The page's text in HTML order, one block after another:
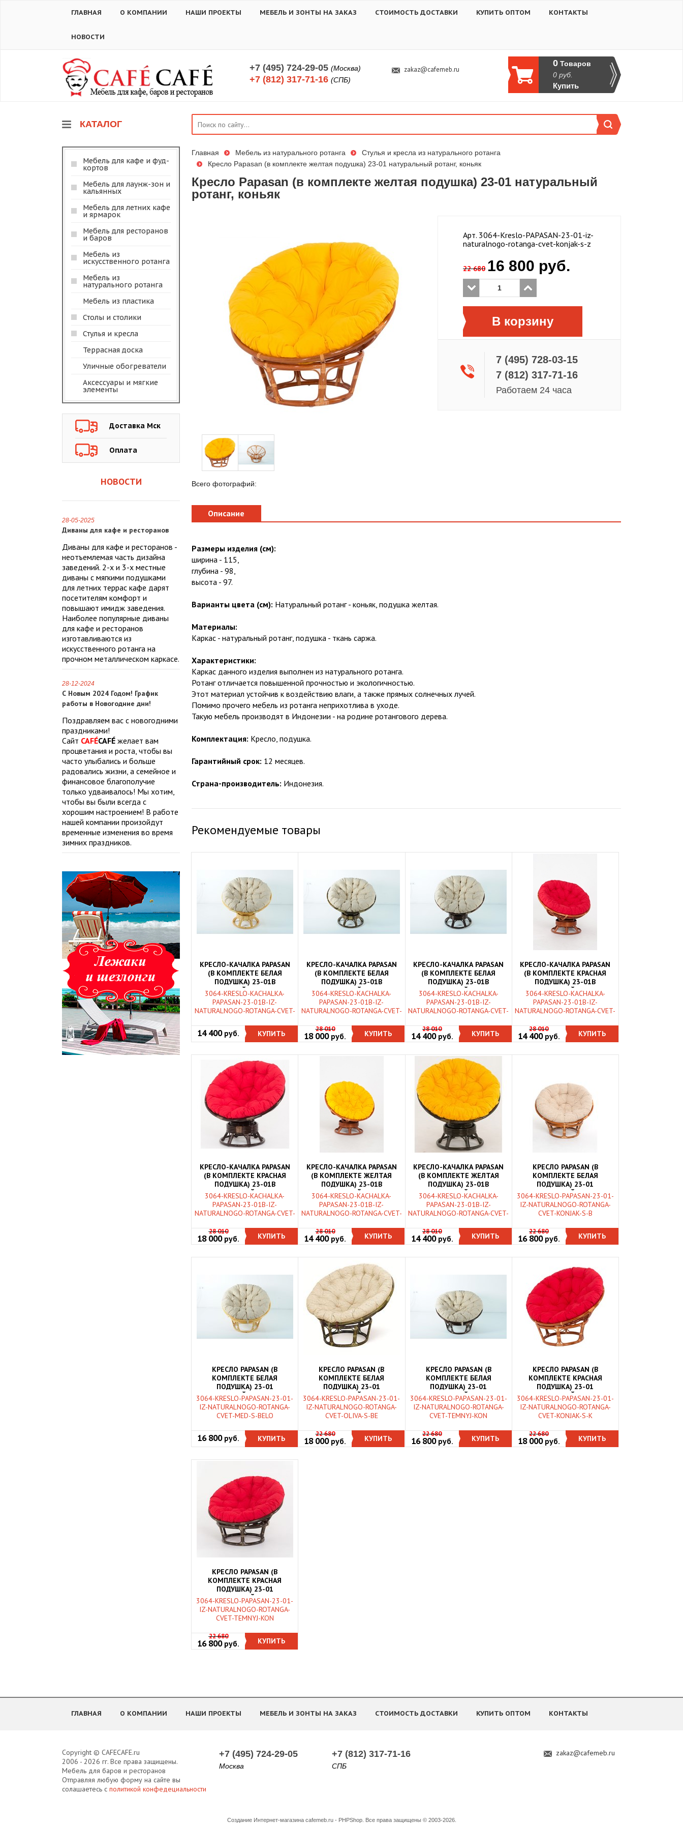
ГЛАВНАЯ О КОМПАНИИ НАШИ ПРОЕКТЫ МЕБЕЛЬ И ЗОНТЫ НА ЗАКАЗ СТОИМОСТЬ ДОСТАВКИ КУПИТЬ ОПТОМ КОНТАКТЫ
НОВОСТИ
+7 (495) 724-29-05 (Москва)
+7 (812) 317-71-16 (СПБ)
zakaz@cafemeb.ru
0 Товаров
0 руб.
Купить
КАТАЛОГ
Мебель для кафе и фуд-
кортов
Мебель для лаунж-зон и
кальянных
Мебель для летних кафе
и ярмарок
Мебель для ресторанов
и баров
Мебель из
искусственного ротанга
Мебель из
натурального ротанга
Мебель из пластика
Столы и столики
Стулья и кресла
Террасная доска
Уличные обогреватели
Аксессуары и мягкие
элементы
Доставка Мск
Оплата
НОВОСТИ
28-05-2025
Диваны для кафе и ресторанов
Диваны для кафе и ресторанов -
неотъемлемая часть дизайна
заведений. 2-х и 3-х местные
диваны с мягкими подушками
для летних террас кафе дарят
посетителям комфорт и
повышают имидж заведения.
Наиболее популярные диваны
для кафе и ресторанов
изготавливаются из
искусственного ротанга на
прочном металлическом каркасе.
28-12-2024
С Новым 2024 Годом! График
работы в Новогодние дни!
Поздравляем вас с новогодними
праздниками!
Сайт CAFÉCAFÉ желает вам
процветания и роста, чтобы вы
часто улыбались и больше
радовались жизни, а семейное и
финансовое благополучие
только удваивалось! Мы хотим,
чтобы вы были всегда с
хорошим настроением! В работе
нашей компании произойдут
временные изменения во время
зимних праздников.
Главная Мебель из натурального ротанга
Стулья и кресла из натурального ротанга
Кресло Papasan (в комплекте желтая подушка) 23-01 натуральный ротанг, коньяк
Кресло Papasan (в комплекте желтая подушка) 23-01 натуральный
ротанг, коньяк
Всего фотографий:
Aрт. 3064-Kreslo-PAPASAN-23-01-iz-
naturalnogo-rotanga-cvet-konjak-s-z
22 680 16 800 руб.
В корзину
7 (495) 728-03-15
7 (812) 317-71-16
Работаем 24 часа
Описание
Размеры изделия (см):
ширина - 115,
глубина - 98,
высота - 97.
Варианты цвета (см): Натуральный ротанг - коньяк, подушка желтая.
Материалы:
Каркас - натуральный ротанг, подушка - ткань саржа.
Характеристики:
Каркас данного изделия выполнен из натурального ротанга.
Ротанг отличается повышенной прочностью и экологичностью.
Этот материал устойчив к воздействию влаги, а также прямых солнечных лучей.
Помимо прочего мебель из ротанга неприхотлива в уходе.
Такую мебель производят в Индонезии - на родине ротангового дерева.
Комплектация: Кресло, подушка.
Гарантийный срок: 12 месяцев.
Страна-производитель: Индонезия.
Рекомендуемые товары
КРЕСЛО-КАЧАЛКА PAPASAN
(В КОМПЛЕКТЕ БЕЛАЯ
ПОДУШКА) 23-01B
НАТУРАЛЬНЫЙ РОТАНГ, МЕД
3064-KRESLO-KACHALKA-
PAPASAN-23-01B-IZ-
NATURALNOGO-ROTANGA-CVET-
14 400 руб. КУПИТЬ
КРЕСЛО-КАЧАЛКА PAPASAN
(В КОМПЛЕКТЕ БЕЛАЯ
ПОДУШКА) 23-01B
НАТУРАЛЬНЫЙ РОТАНГ,
ОЛИВА
3064-KRESLO-KACHALKA-
PAPASAN-23-01B-IZ-
NATURALNOGO-ROTANGA-CVET-
28 010
18 000 руб. КУПИТЬ
КРЕСЛО-КАЧАЛКА PAPASAN
(В КОМПЛЕКТЕ БЕЛАЯ
ПОДУШКА) 23-01B
НАТУРАЛЬНЫЙ РОТАНГ,
ТЕМНЫЙ КОНЬЯК
3064-KRESLO-KACHALKA-
PAPASAN-23-01B-IZ-
NATURALNOGO-ROTANGA-CVET-
28 010
14 400 руб. КУПИТЬ
КРЕСЛО-КАЧАЛКА PAPASAN
(В КОМПЛЕКТЕ КРАСНАЯ
ПОДУШКА) 23-01B
НАТУРАЛЬНЫЙ РОТАНГ,
КОНЬЯК
3064-KRESLO-KACHALKA-
PAPASAN-23-01B-IZ-
NATURALNOGO-ROTANGA-CVET-
28 010
14 400 руб. КУПИТЬ
КРЕСЛО-КАЧАЛКА PAPASAN
(В КОМПЛЕКТЕ КРАСНАЯ
ПОДУШКА) 23-01B
НАТУРАЛЬНЫЙ РОТАНГ,
ТЕМНЫЙ КОНЬЯК
3064-KRESLO-KACHALKA-
PAPASAN-23-01B-IZ-
NATURALNOGO-ROTANGA-CVET-
28 010
18 000 руб. КУПИТЬ
КРЕСЛО-КАЧАЛКА PAPASAN
(В КОМПЛЕКТЕ ЖЕЛТАЯ
ПОДУШКА) 23-01B
НАТУРАЛЬНЫЙ РОТАНГ,
КОНЬЯК
3064-KRESLO-KACHALKA-
PAPASAN-23-01B-IZ-
NATURALNOGO-ROTANGA-CVET-
28 010
14 400 руб. КУПИТЬ
КРЕСЛО-КАЧАЛКА PAPASAN
(В КОМПЛЕКТЕ ЖЕЛТАЯ
ПОДУШКА) 23-01B
НАТУРАЛЬНЫЙ РОТАНГ,
ТЕМНЫЙ КОНЬЯК
3064-KRESLO-KACHALKA-
PAPASAN-23-01B-IZ-
NATURALNOGO-ROTANGA-CVET-
28 010
14 400 руб. КУПИТЬ
КРЕСЛО PAPASAN (В
КОМПЛЕКТЕ БЕЛАЯ
ПОДУШКА) 23-01
НАТУРАЛЬНЫЙ РОТАНГ,
КОНЬЯК
3064-KRESLO-PAPASAN-23-01-
IZ-NATURALNOGO-ROTANGA-
CVET-KONJAK-S-B
22 680
16 800 руб. КУПИТЬ
КРЕСЛО PAPASAN (В
КОМПЛЕКТЕ БЕЛАЯ
ПОДУШКА) 23-01
НАТУРАЛЬНЫЙ РОТАНГ, МЕД
3064-KRESLO-PAPASAN-23-01-
IZ-NATURALNOGO-ROTANGA-
CVET-MED-S-BELO
16 800 руб. КУПИТЬ
КРЕСЛО PAPASAN (В
КОМПЛЕКТЕ БЕЛАЯ
ПОДУШКА) 23-01
НАТУРАЛЬНЫЙ РОТАНГ,
ОЛИВА
3064-KRESLO-PAPASAN-23-01-
IZ-NATURALNOGO-ROTANGA-
CVET-OLIVA-S-BE
22 680
18 000 руб. КУПИТЬ
КРЕСЛО PAPASAN (В
КОМПЛЕКТЕ БЕЛАЯ
ПОДУШКА) 23-01
НАТУРАЛЬНЫЙ РОТАНГ,
ТЕМНЫЙ КОНЬЯК
3064-KRESLO-PAPASAN-23-01-
IZ-NATURALNOGO-ROTANGA-
CVET-TEMNYJ-KON
22 680
16 800 руб. КУПИТЬ
КРЕСЛО PAPASAN (В
КОМПЛЕКТЕ КРАСНАЯ
ПОДУШКА) 23-01
НАТУРАЛЬНЫЙ РОТАНГ,
КОНЬЯК
3064-KRESLO-PAPASAN-23-01-
IZ-NATURALNOGO-ROTANGA-
CVET-KONJAK-S-K
22 680
18 000 руб. КУПИТЬ
КРЕСЛО PAPASAN (В
КОМПЛЕКТЕ КРАСНАЯ
ПОДУШКА) 23-01
НАТУРАЛЬНЫЙ РОТАНГ,
ТЕМНЫЙ КОНЬЯК
3064-KRESLO-PAPASAN-23-01-
IZ-NATURALNOGO-ROTANGA-
CVET-TEMNYJ-KON
22 680
16 800 руб. КУПИТЬ
ГЛАВНАЯ О КОМПАНИИ НАШИ ПРОЕКТЫ МЕБЕЛЬ И ЗОНТЫ НА ЗАКАЗ СТОИМОСТЬ ДОСТАВКИ КУПИТЬ ОПТОМ КОНТАКТЫ
Copyright © CAFECAFE.ru
2006 - 2026 гг. Все права защищены.
Мебель для баров и ресторанов
Отправляя любую форму на сайте вы
солашаетесь с политикой конфедециальности
+7 (495) 724-29-05
Москва
+7 (812) 317-71-16
СПБ
zakaz@cafemeb.ru
Создание Интернет-магазинаcafemeb.ru - PHPShop. Все права защищены © 2003-2026.